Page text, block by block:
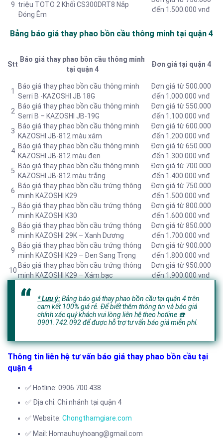
9 triệu TOTO 2 Khối CS300DRT8 Nắp
Đóng Êm
đến 1.500.000 vnđ
Bảng báo giá thay phao bồn cầu thông minh tại quận 4
Stt
Báo giá thay phao bồn cầu thông minh
tại quận 4
Đơn giá tại quận 4
1
Báo giá thay phao bồn cầu thông minh
Serri B -KAZOSHI JB 18G
Đơn giá từ 500.000
đến 1.000.000 vnđ
2
Báo giá thay phao bồn cầu thông minh
Serri B – KAZOSHI JB-19G
Đơn giá từ 550.000
đến 1.100.000 vnđ
3
Báo giá thay phao bồn cầu thông minh
KAZOSHI JB-812 màu xám
Đơn giá từ 600.000
đến 1.200.000 vnđ
4
Báo giá thay phao bồn cầu thông minh
KAZOSHI JB-812 màu đen
Đơn giá từ 650.000
đến 1.300.000 vnđ
5
Báo giá thay phao bồn cầu thông minh
KAZOSHI JB-812 màu trắng
Đơn giá từ 700.000
đến 1.400.000 vnđ
6
Báo giá thay phao bồn cầu trứng thông
minh KAZOSHI K29
Đơn giá từ 750.000
đến 1.500.000 vnđ
7
Báo giá thay phao bồn cầu trứng thông
minh KAZOSHI K30
Đơn giá từ 800.000
đến 1.600.000 vnđ
8
Báo giá thay phao bồn cầu trứng thông
minh KAZOSHI 29K – Xanh Dương
Đơn giá từ 850.000
đến 1.700.000 vnđ
9
Báo giá thay phao bồn cầu trứng thông
minh KAZOSHI K29 – Đen Sang Trọng
Đơn giá từ 900.000
đến 1.800.000 vnđ
10
Báo giá thay phao bồn cầu trứng thông
minh KAZOSHI K29 – Xám bạc
Đơn giá từ 950.000
đến 1.900.000 vnđ
* Lưu ý:Bảng báo giá thay phao bồn cầu tại quận 4 trên
cam kết 100% giá rẻ. Để biết thêm thông tin và báo giá
chính xác quý khách vui lòng liên hệ theo hotline ☎️
0901.742.092 để được hỗ trợ tư vấn báo giá miễn phí.
Thông tin liên hệ tư vấn báo giá thay phao bồn cầu tại
quận 4
✅ Hotline: 0906.700.438
✅ Địa chỉ: Chi nhánh tại quận 4
✅ Website: Chongthamgiare.com
✅ Mail: Homauhuyhoang@gmail.com